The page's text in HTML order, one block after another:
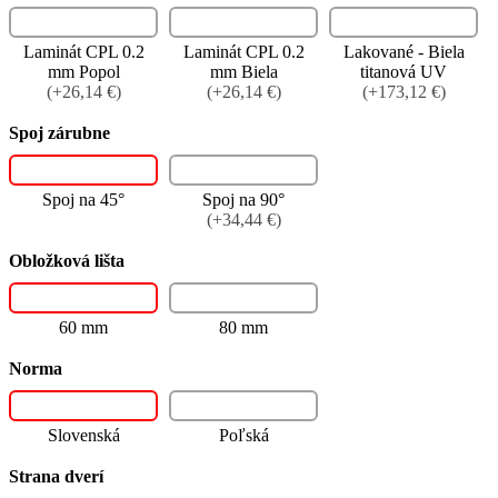
Laminát CPL 0.2
mm Popol
(+26,14 €)
Laminát CPL 0.2
mm Biela
(+26,14 €)
Lakované - Biela
titanová UV
(+173,12 €)
Spoj zárubne
Spoj na 45°
Spoj na 90°
(+34,44 €)
Obložková lišta
60 mm 80 mm
Norma
Slovenská Poľská
Strana dverí